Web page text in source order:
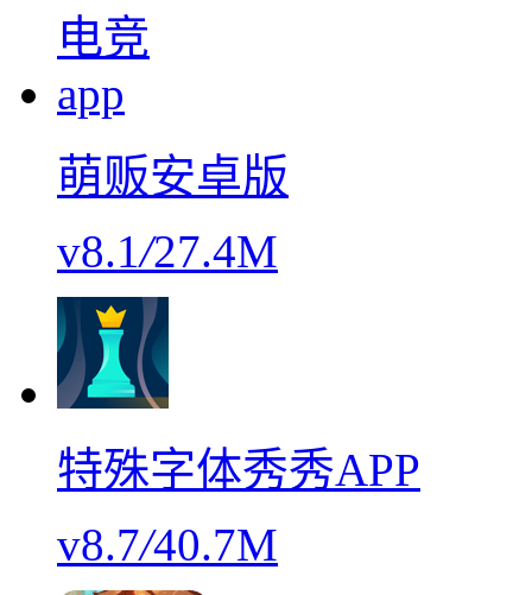
萌贩安卓版
v8.1/27.4M
特殊字体秀秀APP
v8.7/40.7M